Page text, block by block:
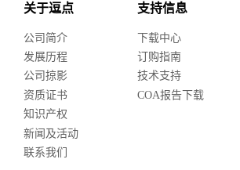
关于逗点
公司简介
发展历程
公司掠影
资质证书
知识产权
新闻及活动
联系我们
支持信息
下载中心
订购指南
技术支持
COA报告下载